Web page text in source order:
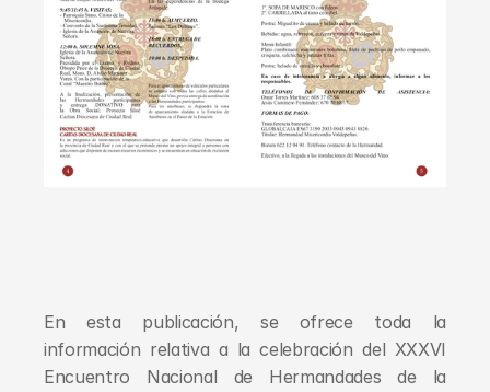
En esta publicación, se ofrece toda la
información relativa a la celebración del XXXVI
Encuentro Nacional de Hermandades de la